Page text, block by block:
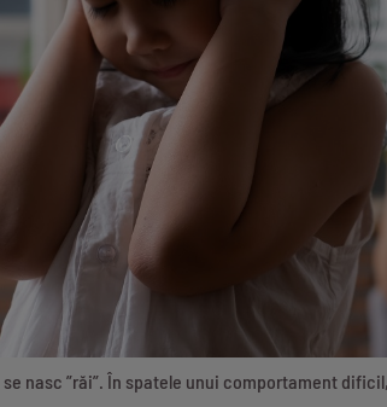
se nasc ”răi”. În spatele unui comportament